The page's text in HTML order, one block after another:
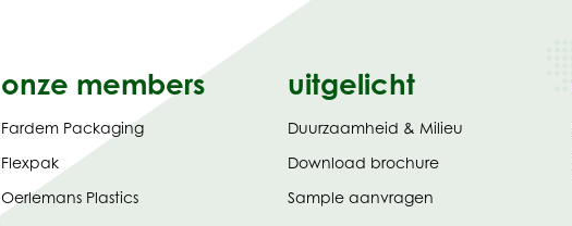
onze members
Fardem Packaging
Flexpak
Oerlemans Plastics
uitgelicht
Duurzaamheid & Milieu
Download brochure(opent
Sample aanvragen